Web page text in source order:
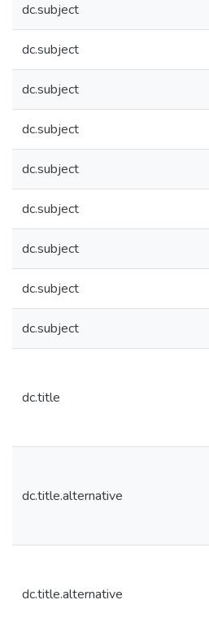
dc.subject
dc.subject
dc.subject
dc.subject
dc.subject
dc.subject
dc.subject
dc.subject
dc.subject
dc.title
dc.title.alternative
dc.title.alternative